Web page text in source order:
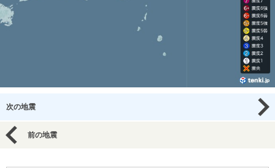
次の地震
前の地震